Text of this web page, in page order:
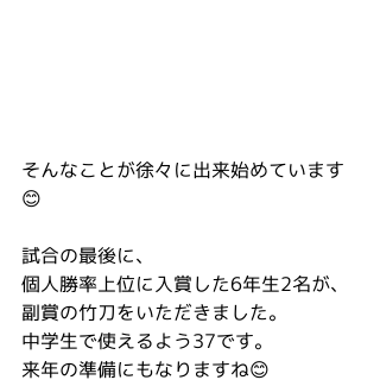
そんなことが徐々に出来始めています
😊
試合の最後に、
個人勝率上位に入賞した6年生2名が、
副賞の竹刀をいただきました。
中学生で使えるよう37です。
来年の準備にもなりますね😊